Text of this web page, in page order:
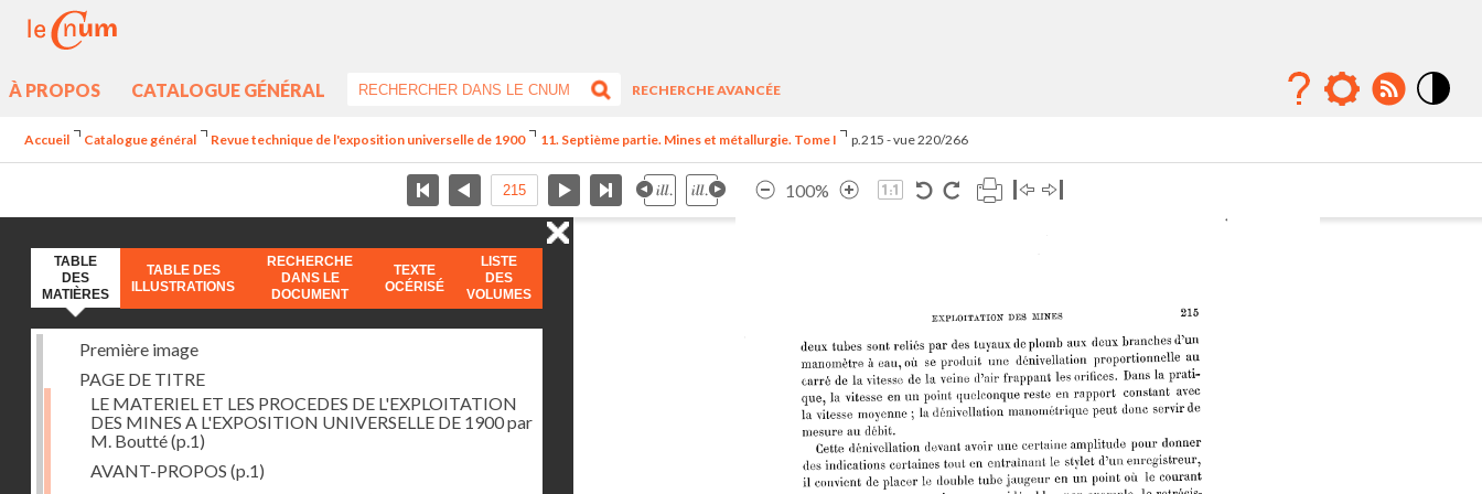
À PROPOS CATALOGUE GÉNÉRAL
RECHERCHE AVANCÉE
Accueil Catalogue général Revue technique de l'exposition universelle de 1900 11. Septième partie. Mines et métallurgie. Tome I p.215 - vue 220/266
100%
TABLE
DES
MATIÈRES
TABLE DES
ILLUSTRATIONS
RECHERCHE
DANS LE
DOCUMENT
TEXTE
OCÉRISÉ
LISTE
DES
VOLUMES
Première image
PAGE DE TITRE
LE MATERIEL ET LES PROCEDES DE L'EXPLOITATION
DES MINES A L'EXPOSITION UNIVERSELLE DE 1900 par
M. Boutté(p.1)
AVANT-PROPOS (p.1)